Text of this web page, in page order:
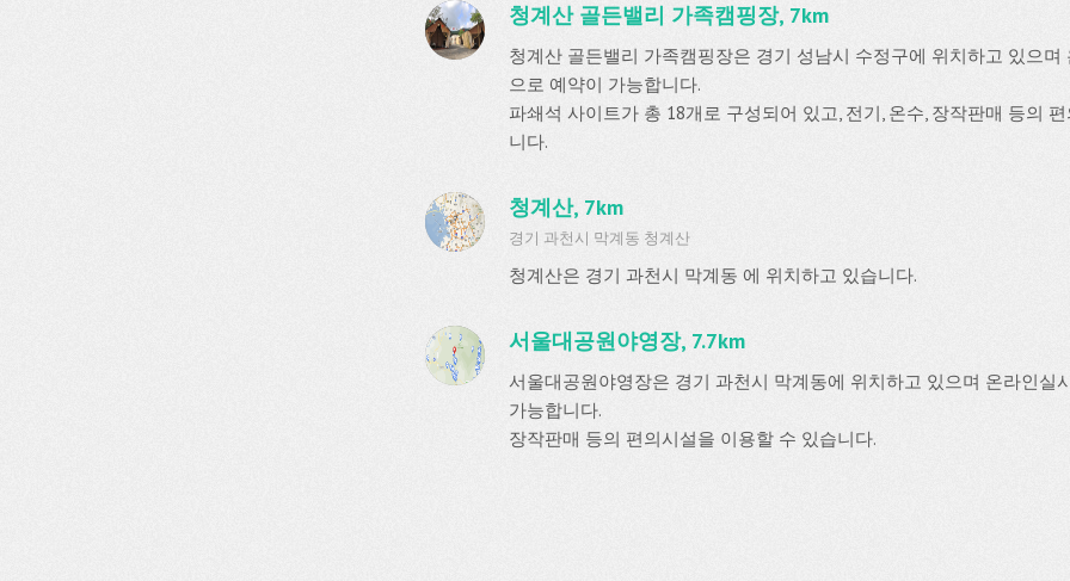
청계산 골든밸리 가족캠핑장, 7km
청계산 골든밸리 가족캠핑장은 경기 성남시 수정구에 위치하고 있으
으로 예약이 가능합니다.
파쇄석 사이트가 총 18개로 구성되어 있고, 전기, 온수, 장작판매 등의
니다.
청계산, 7km
경기 과천시 막계동 청계산
청계산은 경기 과천시 막계동 에 위치하고 있습니다.
서울대공원야영장, 7.7km
서울대공원야영장은 경기 과천시 막계동에 위치하고 있으며 온라인실
가능합니다.
장작판매 등의 편의시설을 이용할 수 있습니다.